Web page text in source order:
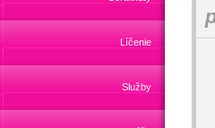
Líčenie
Služby